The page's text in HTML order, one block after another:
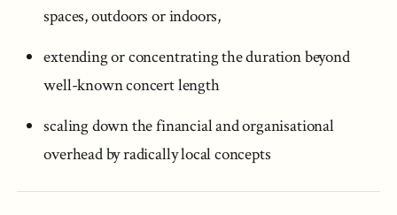
spaces, outdoors or indoors,
extending or concentrating the duration beyond
well-known concert length
scaling down the financial and organisational
overhead by radically local concepts